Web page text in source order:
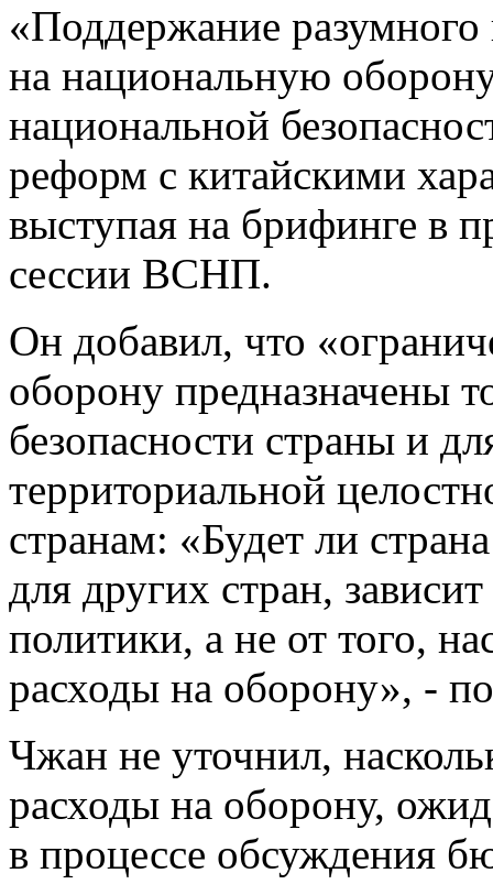
«Поддержание
на национальную
национальной
реформ с китайскими
выступая на брифинге в
сессии ВСНП.
Он добавил, что
оборону предназначены
безопасности страны и
территориальной
странам: «Будет ли
для других стран,
политики, а не от того,
расходы на оборону», -
Чжан не уточнил,
расходы на оборону,
в процессе обсуждения